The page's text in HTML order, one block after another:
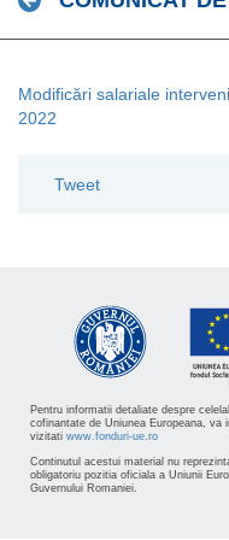
Modificări salariale
2022
Tweet
Pentru informatii detaliate despre
cofinantate de Uniunea Europeana, va
vizitati www.fonduri-ue.ro
Continutul acestui material nu
obligatoriu pozitia oficiala a Uniunii
Guvernului Romaniei.